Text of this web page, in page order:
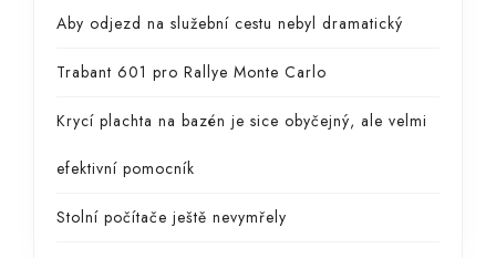
Aby odjezd na služební cestu nebyl dramatický
Trabant 601 pro Rallye Monte Carlo
Krycí plachta na bazén je sice obyčejný, ale velmi
efektivní pomocník
Stolní počítače ještě nevymřely